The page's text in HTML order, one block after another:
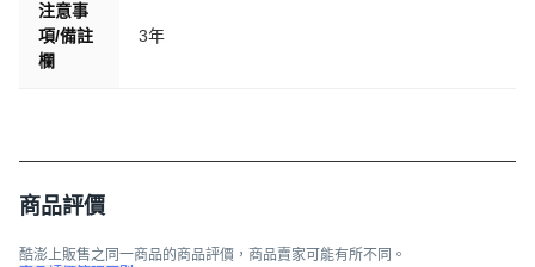
注意事
項/備註
欄
3年
商品評價
酷澎上販售之同一商品的商品評價，商品賣家可能有所不同。